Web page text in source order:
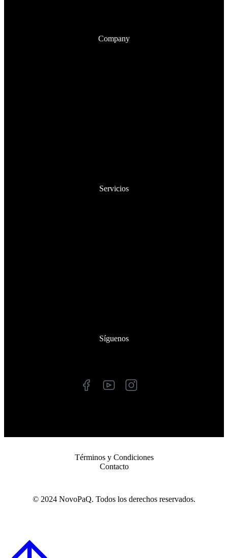
Company
Servicios
Síguenos
© 2024 NovoPaQ. Todos los derechos reservados.
Términos y Condiciones
Contacto